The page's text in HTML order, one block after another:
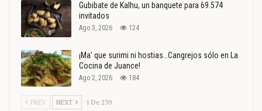
Gubibate de Kalhu, un banquete para 69.574
invitados
Ago 3, 2026 124
¡Ma’ que surimi ni hostias…Cangrejos sólo en La
Cocina de Juance!
Ago 2, 2026 184
PREV NEXT 1 De 239